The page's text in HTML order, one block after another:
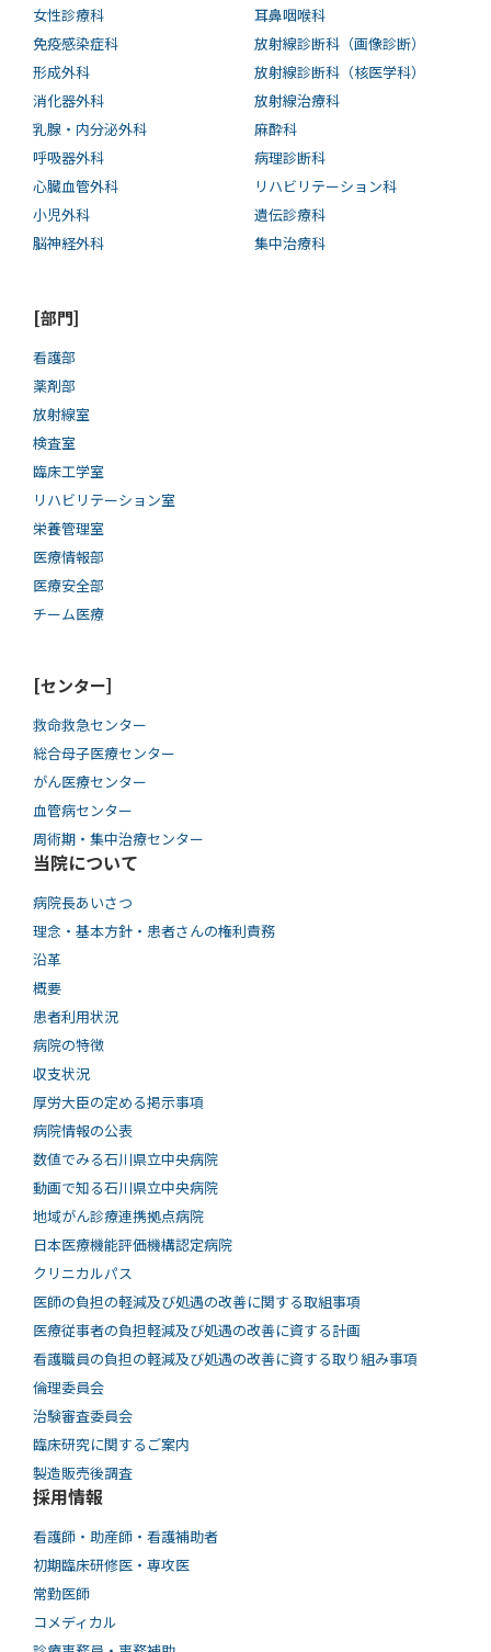
女性診療科
免疫感染症科
形成外科
消化器外科
乳腺・内分泌外科
呼吸器外科
心臓血管外科
小児外科
脳神経外科
耳鼻咽喉科
放射線診断科（画像診断）
放射線診断科（核医学科）
放射線治療科
麻酔科
病理診断科
リハビリテーション科
遺伝診療科
集中治療科
[部門]
看護部
薬剤部
放射線室
検査室
臨床工学室
リハビリテーション室
栄養管理室
医療情報部
医療安全部
チーム医療
[センター]
救命救急センター
総合母子医療センター
がん医療センター
血管病センター
周術期・集中治療センター
当院について
病院長あいさつ
理念・基本方針・患者さんの権利責務
沿革
概要
患者利用状況
病院の特徴
収支状況
厚労大臣の定める掲示事項
病院情報の公表
数値でみる石川県立中央病院
動画で知る⽯川県⽴中央病院
地域がん診療連携拠点病院
日本医療機能評価機構認定病院
クリニカルパス
医師の負担の軽減及び処遇の改善に関する取組事項
医療従事者の負担軽減及び処遇の改善に資する計画
看護職員の負担の軽減及び処遇の改善に資する取り組み事項
倫理委員会
治験審査委員会
臨床研究に関するご案内
製造販売後調査
採用情報
看護師・助産師・看護補助者
初期臨床研修医・専攻医
常勤医師
コメディカル